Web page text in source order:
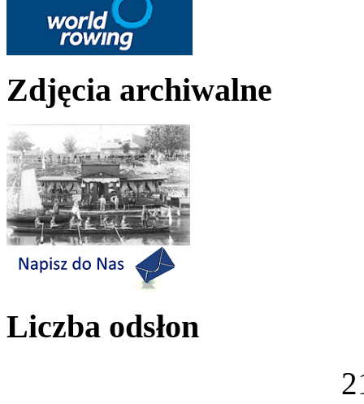
Zdjęcia archiwalne
Liczba odsłon
2